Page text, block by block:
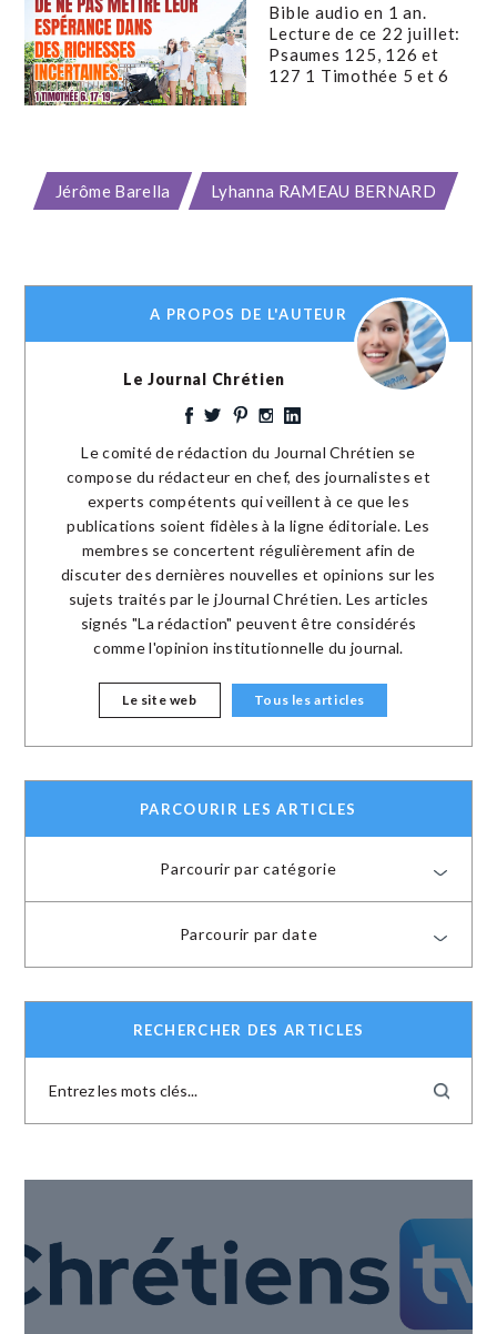
Bible audio en 1 an.
Lecture de ce 22 juillet:
Psaumes 125, 126 et
127 1 Timothée 5 et 6
Jérôme Barella Lyhanna RAMEAU BERNARD
A PROPOS DE L'AUTEUR
Le Journal Chrétien
Le comité de rédaction du Journal Chrétien se
compose du rédacteur en chef, des journalistes et
experts compétents qui veillent à ce que les
publications soient fidèles à la ligne éditoriale. Les
membres se concertent régulièrement afin de
discuter des dernières nouvelles et opinions sur les
sujets traités par le jJournal Chrétien. Les articles
signés "La rédaction" peuvent être considérés
comme l'opinion institutionnelle du journal.
Le site web Tous les articles
PARCOURIR LES ARTICLES
Parcourir par catégorie
Parcourir par date
RECHERCHER DES ARTICLES